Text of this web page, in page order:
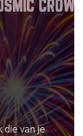
CROWN
die van je